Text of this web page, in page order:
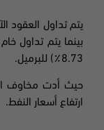
8.73٪) للبرميل.
حيث أدت مخاوف
ارتفاع أسعار النفط.